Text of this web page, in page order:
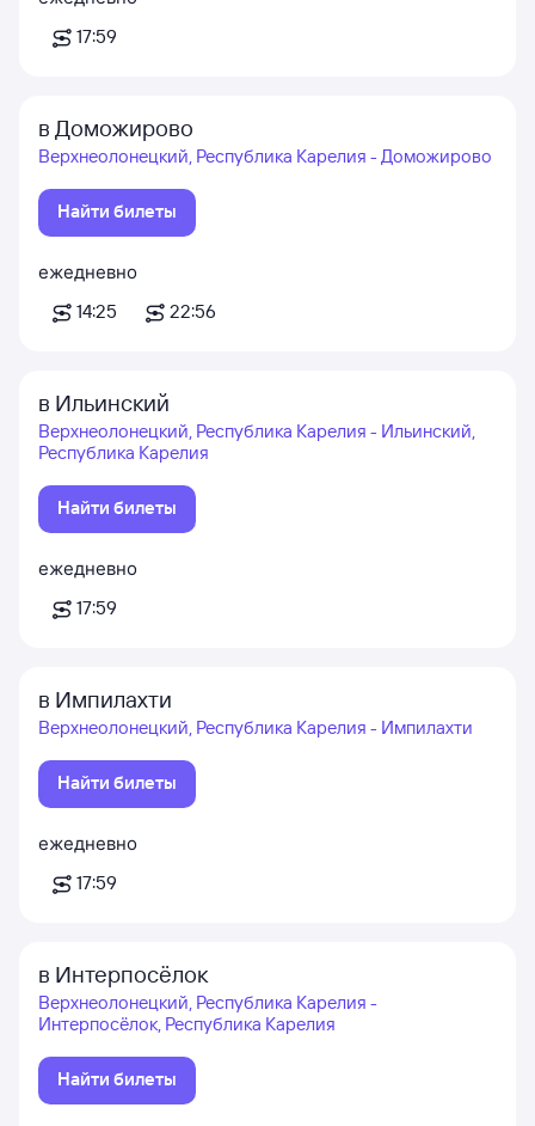
17:59
в Доможирово
Верхнеолонецкий, Республика Карелия - Доможирово
Найти билеты
ежедневно
14:25
22:56
в Ильинский
Верхнеолонецкий, Республика Карелия - Ильинский,
Республика Карелия
Найти билеты
ежедневно
17:59
в Импилахти
Верхнеолонецкий, Республика Карелия - Импилахти
Найти билеты
ежедневно
17:59
в Интерпосёлок
Верхнеолонецкий, Республика Карелия -
Интерпосёлок, Республика Карелия
Найти билеты